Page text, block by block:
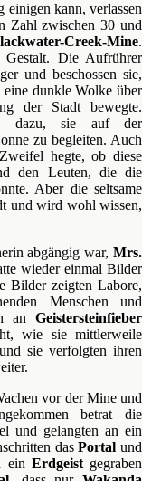
kann, verlassen
Zahl zwischen 30 und
Creek-Mine.
Die Aufrührer
und beschossen sie,
dunkle Wolke über
der Stadt bewegte.
dazu, sie auf der
zu begleiten. Auch
hegte, ob diese
den Leuten, die die
Aber die seltsame
und wird wohl wissen,
abgängig war, Mrs.
wieder einmal Bilder
Bilder zeigten Labore,
Menschen und
anGeistersteinfieber
wie sie mittlerweile
sie verfolgten ihren
vor der Mine und
betrat die
und gelangten an ein
dasPortal und
ein Erdgeistgegraben